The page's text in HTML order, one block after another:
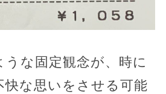
うな固定観念が、時に
快な思いをさせる可能